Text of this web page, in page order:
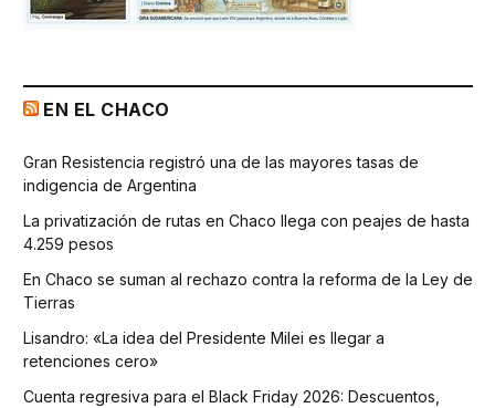
EN EL CHACO
Gran Resistencia registró una de las mayores tasas de
indigencia de Argentina
La privatización de rutas en Chaco llega con peajes de hasta
4.259 pesos
En Chaco se suman al rechazo contra la reforma de la Ley de
Tierras
Lisandro: «La idea del Presidente Milei es llegar a
retenciones cero»
Cuenta regresiva para el Black Friday 2026: Descuentos,